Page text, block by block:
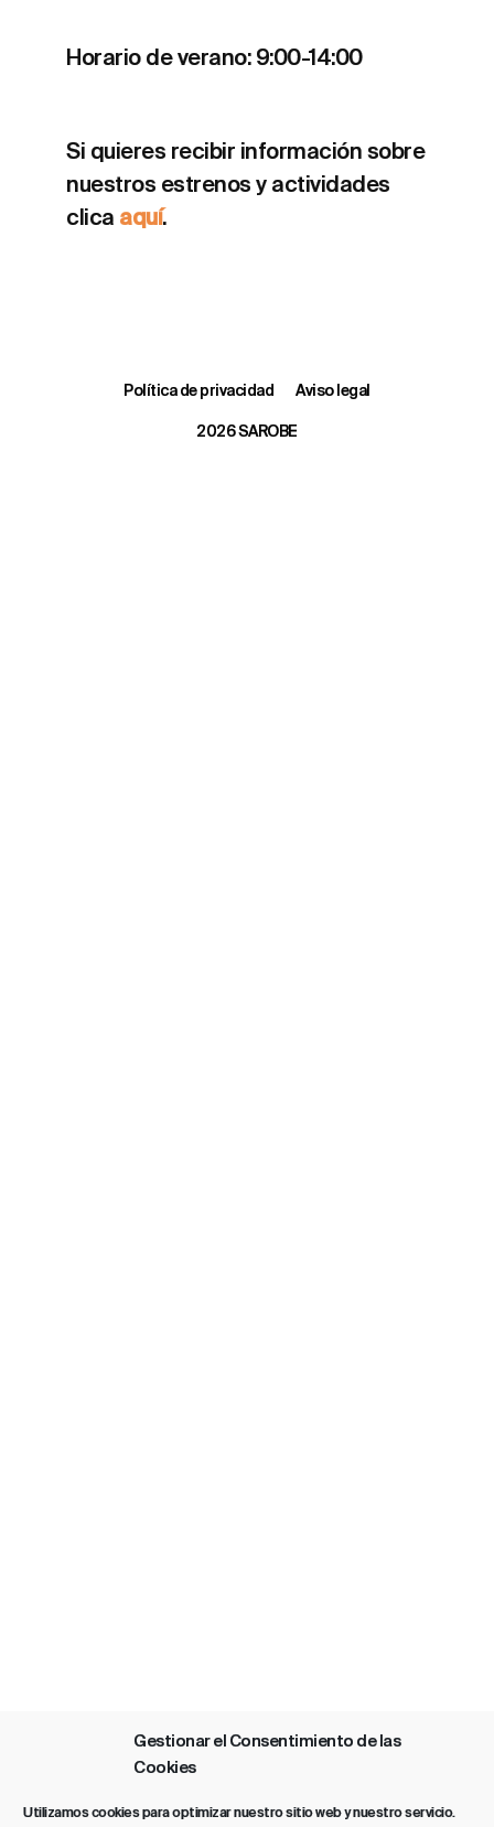
Gestionar el Consentimiento de las
Cookies
Utilizamos cookies para optimizar nuestro sitio web y nuestro servicio.
Horario de verano: 9:00-14:00
Si quieres recibir información sobre
nuestros estrenos y actividades
clica aquí.
Política de privacidad Aviso legal
2026 SAROBE